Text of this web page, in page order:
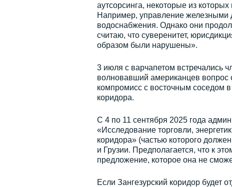
аутсорсинга, некоторые из
Например, управление железными
водоснабжения. Однако они
считаю, что суверенитет,
образом были нарушены».
3 июля с варчапетом встречались
волновавший американцев вопрос
компромисс с восточным соседом в
коридора.
С 4 по 11 сентября 2025 года
«Исследование торговли,
коридора» (частью которого
и Грузии. Предполагается, что к
предложение, которое она не
Если Зангезурский коридор будет